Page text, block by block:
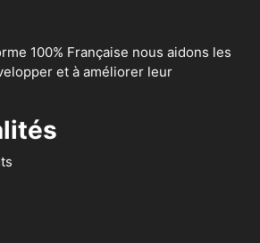
100% Française nous aidons les
et à améliorer leur